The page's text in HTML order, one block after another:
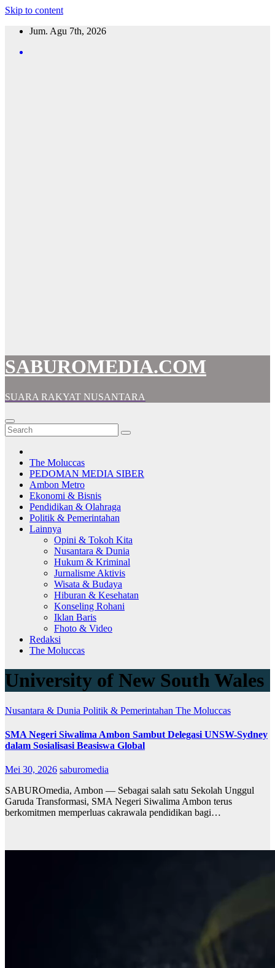
Skip to content
Jum. Agu 7th, 2026
SABUROMEDIA.COM
SUARA RAKYAT NUSANTARA
The Moluccas
PEDOMAN MEDIA SIBER
Ambon Metro
Ekonomi & Bisnis
Pendidikan & Olahraga
Politik & Pemerintahan
Lainnya
Opini & Tokoh Kita
Nusantara & Dunia
Hukum & Kriminal
Jurnalisme Aktivis
Wisata & Budaya
Hiburan & Kesehatan
Konseling Rohani
Iklan Baris
Fhoto & Video
Redaksi
The Moluccas
University of New South Wales
Nusantara & Dunia Politik & Pemerintahan The Moluccas
SMA Negeri Siwalima Ambon Sambut Delegasi UNSW-Sydney
dalam Sosialisasi Beasiswa Global
Mei 30, 2026 saburomedia
SABUROmedia, Ambon — Sebagai salah satu Sekolah Unggul
Garuda Transformasi, SMA Negeri Siwalima Ambon terus
berkomitmen memperluas cakrawala pendidikan bagi…